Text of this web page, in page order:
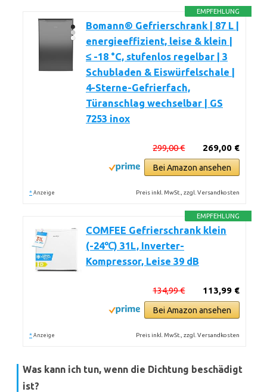
EMPFEHLUNG
Bomann® Gefrierschrank | 87 L |
energieeffizient, leise & klein |
≤ -18 °C, stufenlos regelbar | 3
Schubladen & Eiswürfelschale |
4-Sterne-Gefrierfach,
Türanschlag wechselbar | GS
7253 inox
269,00 €
299,00 €
Bei Amazon ansehen
* Anzeige Preis inkl. MwSt., zzgl. Versandkosten
EMPFEHLUNG
COMFEE Gefrierschrank klein
(-24℃) 31L, Inverter-
Kompressor, Leise 39 dB
113,99 €
134,99 €
Bei Amazon ansehen
* Anzeige Preis inkl. MwSt., zzgl. Versandkosten
Was kann ich tun, wenn die Dichtung beschädigt
ist?